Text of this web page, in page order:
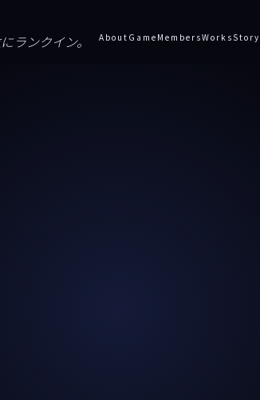
About Game MembersWorks Story
ランクイン。